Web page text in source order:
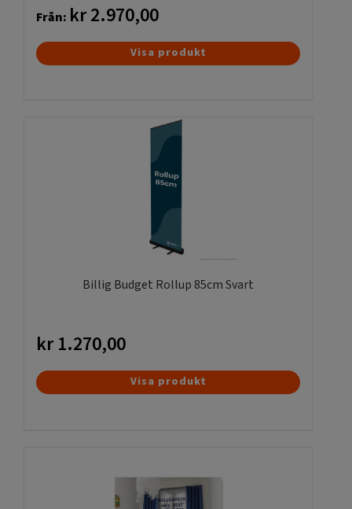
Från: kr2.970,00
Den
här
flera
olika
väljas
på
produktsidan
Visa produkt
Billig Budget Rollup 85cm Svart
kr1.270,00
Visa produkt